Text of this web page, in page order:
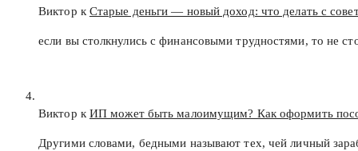
Виктор к Старые деньги — новый доход: что делать с
если вы столкнулись с финансовыми трудностями, то не
Виктор к ИП может быть малоимущим? Как оформить
Другими словами, бедными называют тех, чей личный